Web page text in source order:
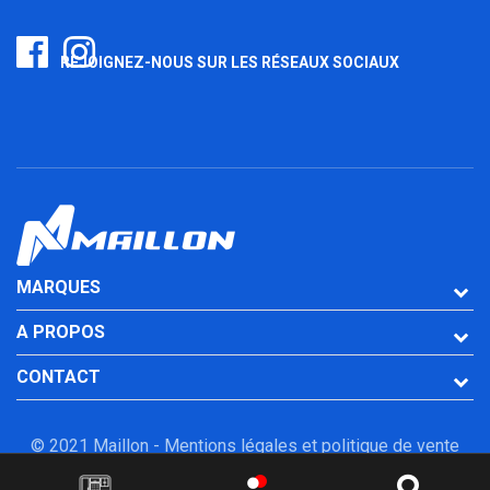
REJOIGNEZ-NOUS SUR LES RÉSEAUX SOCIAUX
MARQUES
A PROPOS
CONTACT
© 2021 Maillon - Mentions légales et politique de vente